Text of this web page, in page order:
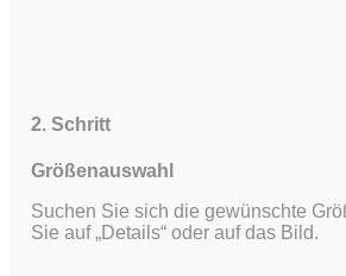
2. Schritt
Größenauswahl
Suchen Sie sich die gewünschte
Sie auf „Details“ oder auf das Bild.